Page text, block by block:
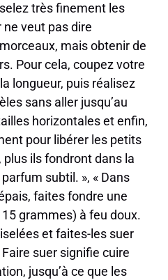
très finement les
veut pas dire
mais obtenir de
Pour cela, coupez votre
longueur, puis réalisez
sans aller jusqu’au
horizontales et enfin,
pour libérer les petits
ils fondront dans la
subtil. », « Dans
faites fondre une
grammes) à feu doux.
et faites-les suer
suer signifie cuire
jusqu’à ce que les